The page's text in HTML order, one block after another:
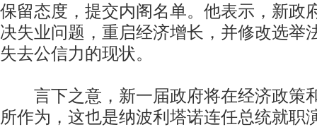
保留态度，提交内阁名单。他表示，新政
决失业问题，重启经济增长，并修改选举
失去公信力的现状。
言下之意，新一届政府将在经济政策
所作为，这也是纳波利塔诺连任总统就职